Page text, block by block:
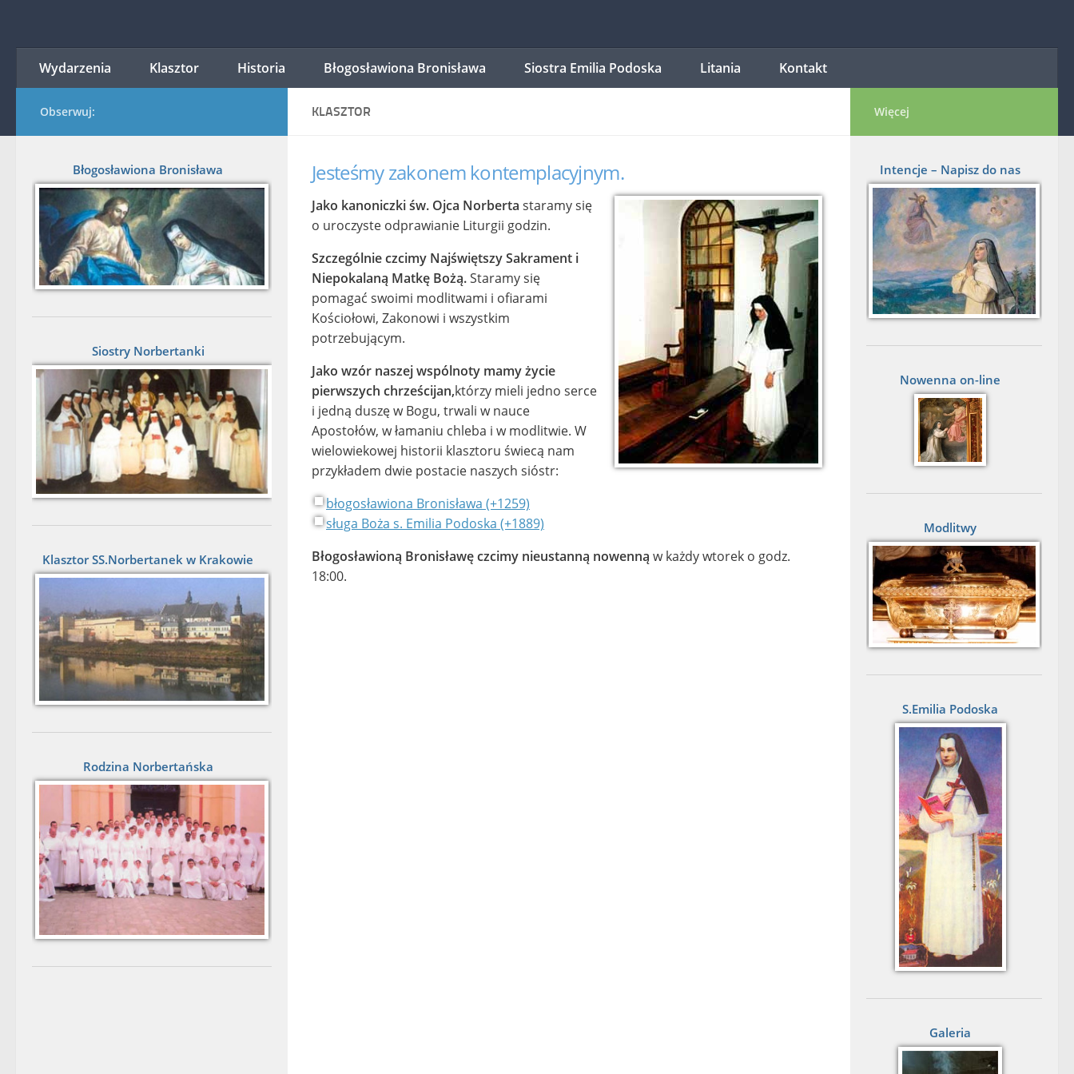
Wydarzenia Klasztor Historia Błogosławiona Bronisława Siostra Emilia Podoska Litania Kontakt
KLASZTOR
Jesteśmy zakonem kontemplacyjnym.
Jako kanoniczki św. Ojca Norberta staramy się
o uroczyste odprawianie Liturgii godzin.
Szczególnie czcimy Najświętszy Sakrament i
Niepokalaną Matkę Bożą.Staramy się
pomagać swoimi modlitwami i ofiarami
Kościołowi, Zakonowi i wszystkim
potrzebującym.
Jako wzór naszej wspólnoty mamy życie
pierwszych chrześcijan,którzy mieli jedno serce
i jedną duszę w Bogu, trwali w nauce
Apostołów, w łamaniu chleba i w modlitwie. W
wielowiekowej historii klasztoru świecą nam
przykładem dwie postacie naszych sióstr:
błogosławiona Bronisława (+1259)
sługa Boża s. Emilia Podoska (+1889)
Błogosławioną Bronisławę czcimy nieustanną nowenną w każdy wtorek o godz.
18:00.
Obserwuj:
Błogosławiona Bronisława
Siostry Norbertanki
Klasztor SS.Norbertanek w Krakowie
Rodzina Norbertańska
Więcej
Intencje – Napisz do nas
Nowenna on-line
Modlitwy
S.Emilia Podoska
Galeria